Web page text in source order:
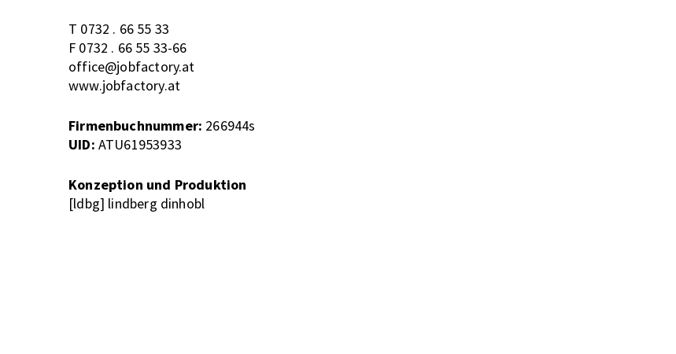
T 0732 . 66 55 33
F 0732 . 66 55 33-66
office@jobfactory.at
www.jobfactory.at
Firmenbuchnummer: 266944s
UID: ATU61953933
Konzeption und Produktion
[ldbg] lindberg dinhobl